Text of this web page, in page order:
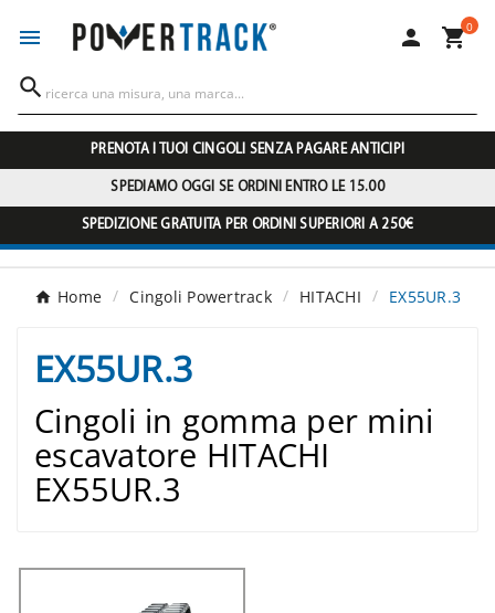
  0

PRENOTA I TUOI CINGOLI SENZA PAGARE ANTICIPI
SPEDIAMO OGGI SE ORDINI ENTRO LE 15.00
SPEDIZIONE GRATUITA PER ORDINI SUPERIORI A 250€
Home Cingoli Powertrack HITACHI EX55UR.3
EX55UR.3
Cingoli in gomma per mini
escavatore HITACHI
EX55UR.3